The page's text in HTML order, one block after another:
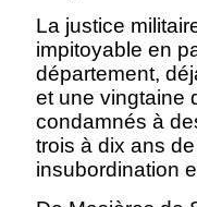
La justice
impitoyable en
département,
et une vingtaine
condamnés à
trois à dix ans
insubordination